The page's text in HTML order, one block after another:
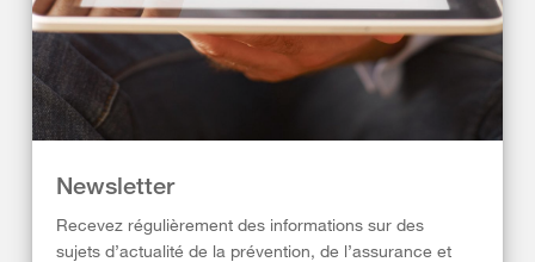
Newsletter
Recevez régulièrement des informations sur des
sujets d’actualité de la prévention, de l’assurance et